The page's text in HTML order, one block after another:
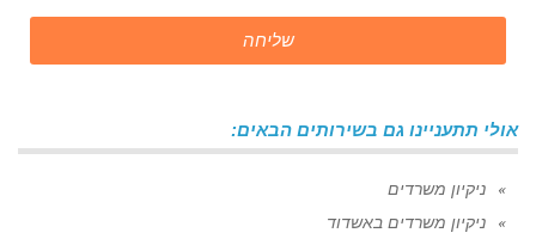
שליחה
אולי תתעניינו גם בשירותים הבאים:
ניקיון משרדים
ניקיון משרדים באשדוד